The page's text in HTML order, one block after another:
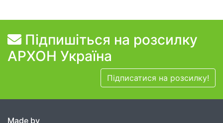
Підпишіться на розсилку
АРХОН Україна
Підписатися на розсилку!
Made by